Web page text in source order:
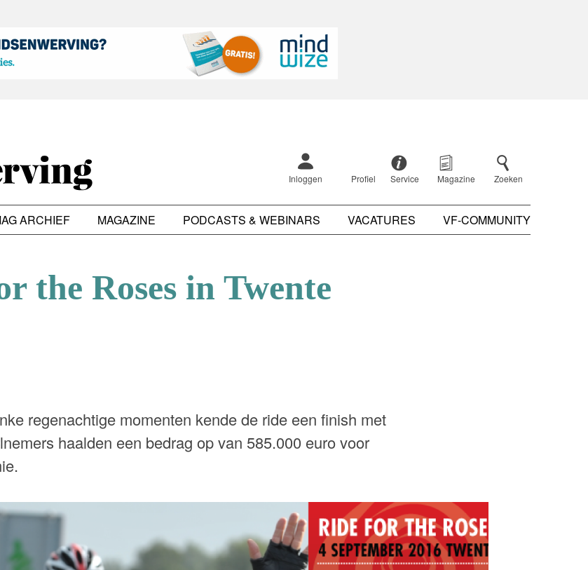
Inloggen Profiel Service Magazine Zoeken
ARCHIEF MAGAZINE PODCASTS & WEBINARS VACATURES VF-COMMUNITY
the Roses in Twente
regenachtige momenten kende de ride een finish met
haalden een bedrag op van 585.000 euro voor